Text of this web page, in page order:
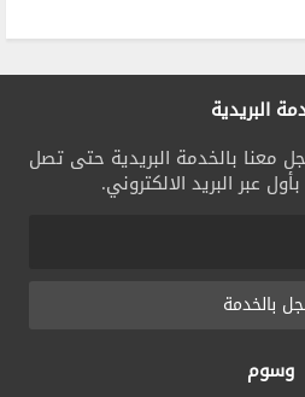
البريدية
معنا بالخدمة البريدية حتى تصل
عبر البريد الالكتروني.
بالخدمة
وسوم